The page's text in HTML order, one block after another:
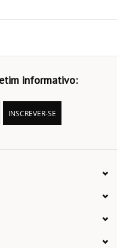
informativo:
INSCREVER-SE